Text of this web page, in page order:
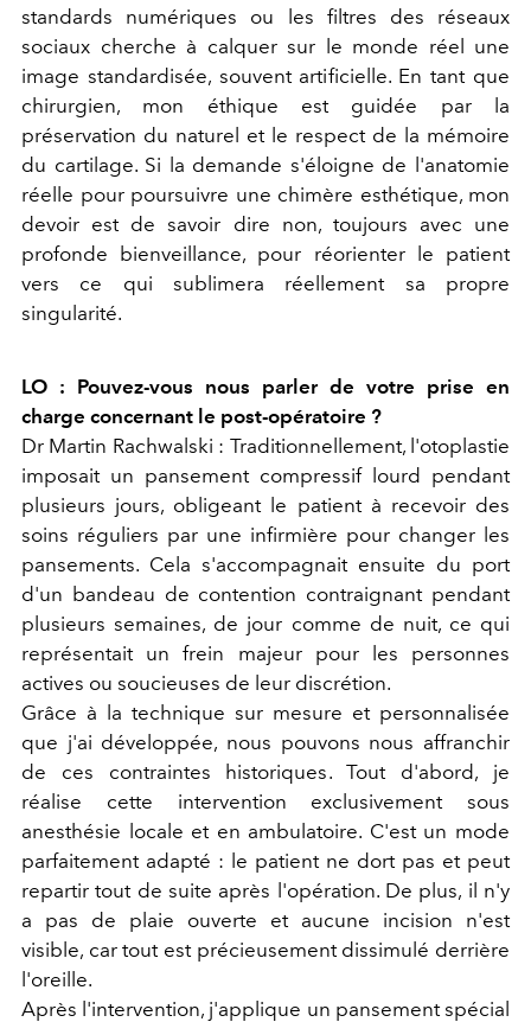
standards numériques ou les filtres des réseaux
sociaux cherche à calquer sur le monde réel une
image standardisée, souvent artificielle. En tant que
chirurgien, mon éthique est guidée par la
préservation du naturel et le respect de la mémoire
du cartilage. Si la demande s'éloigne de l'anatomie
réelle pour poursuivre une chimère esthétique, mon
devoir est de savoir dire non, toujours avec une
profonde bienveillance, pour réorienter le patient
vers ce qui sublimera réellement sa propre
singularité.
LO : Pouvez-vous nous parler de votre prise en
charge concernant le post-opératoire ?
Dr Martin Rachwalski : Traditionnellement, l'otoplastie
imposait un pansement compressif lourd pendant
plusieurs jours, obligeant le patient à recevoir des
soins réguliers par une infirmière pour changer les
pansements. Cela s'accompagnait ensuite du port
d'un bandeau de contention contraignant pendant
plusieurs semaines, de jour comme de nuit, ce qui
représentait un frein majeur pour les personnes
actives ou soucieuses de leur discrétion.
Grâce à la technique sur mesure et personnalisée
que j'ai développée, nous pouvons nous affranchir
de ces contraintes historiques. Tout d'abord, je
réalise cette intervention exclusivement sous
anesthésie locale et en ambulatoire. C'est un mode
parfaitement adapté : le patient ne dort pas et peut
repartir tout de suite après l'opération. De plus, il n'y
a pas de plaie ouverte et aucune incision n'est
visible, car tout est précieusement dissimulé derrière
l'oreille.
Après l'intervention, j'applique un pansement spécial